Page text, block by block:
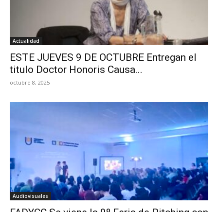
Actualidad
ESTE JUEVES 9 DE OCTUBRE Entregan el
titulo Doctor Honoris Causa...
octubre 8, 2025
Audiovisuales